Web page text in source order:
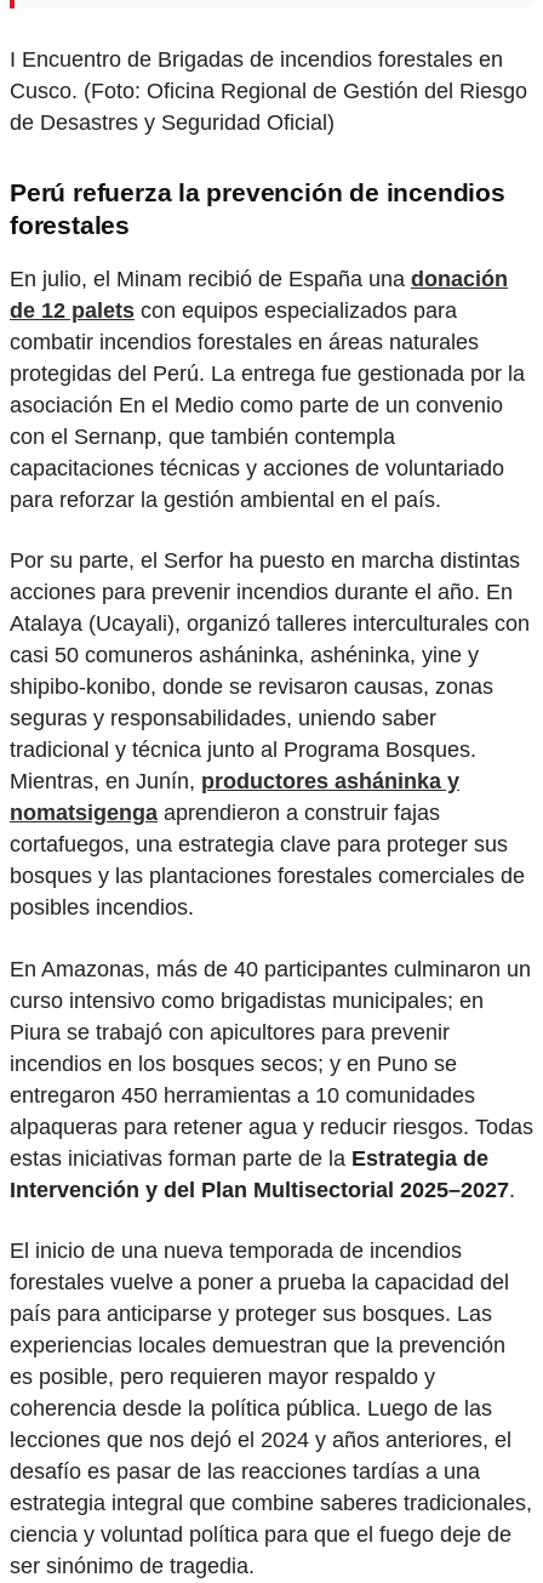
I Encuentro de Brigadas de incendios forestales en
Cusco. (Foto: Oficina Regional de Gestión del Riesgo
de Desastres y Seguridad Oficial)
Perú refuerza la prevención de incendios
forestales
En julio, el Minam recibió de España una donación
de 12 palets con equipos especializados para
combatir incendios forestales en áreas naturales
protegidas del Perú. La entrega fue gestionada por la
asociación En el Medio como parte de un convenio
con el Sernanp, que también contempla
capacitaciones técnicas y acciones de voluntariado
para reforzar la gestión ambiental en el país.
Por su parte, el Serfor ha puesto en marcha distintas
acciones para prevenir incendios durante el año. En
Atalaya (Ucayali), organizó talleres interculturales con
casi 50 comuneros asháninka, ashéninka, yine y
shipibo-konibo, donde se revisaron causas, zonas
seguras y responsabilidades, uniendo saber
tradicional y técnica junto al Programa Bosques.
Mientras, en Junín, productores asháninka y
nomatsigenga aprendieron a construir fajas
cortafuegos, una estrategia clave para proteger sus
bosques y las plantaciones forestales comerciales de
posibles incendios.
En Amazonas, más de 40 participantes culminaron un
curso intensivo como brigadistas municipales; en
Piura se trabajó con apicultores para prevenir
incendios en los bosques secos; y en Puno se
entregaron 450 herramientas a 10 comunidades
alpaqueras para retener agua y reducir riesgos. Todas
estas iniciativas forman parte de la Estrategia de
Intervención y del Plan Multisectorial 2025–2027.
El inicio de una nueva temporada de incendios
forestales vuelve a poner a prueba la capacidad del
país para anticiparse y proteger sus bosques. Las
experiencias locales demuestran que la prevención
es posible, pero requieren mayor respaldo y
coherencia desde la política pública. Luego de las
lecciones que nos dejó el 2024 y años anteriores, el
desafío es pasar de las reacciones tardías a una
estrategia integral que combine saberes tradicionales,
ciencia y voluntad política para que el fuego deje de
ser sinónimo de tragedia.